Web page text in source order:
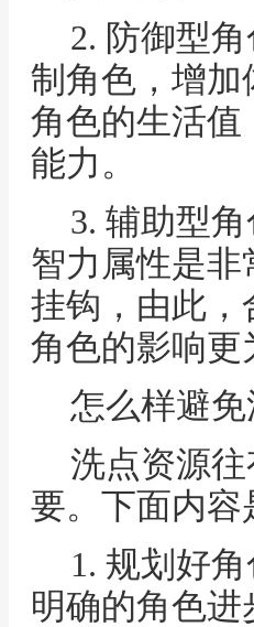
2. 防御型
制角色，增加
角色的生活值
能力。
3. 辅助型
智力属性是
挂钩，由此，
角色的影响更
怎么样避
洗点资源
要。下面内容
1. 规划好
明确的角色